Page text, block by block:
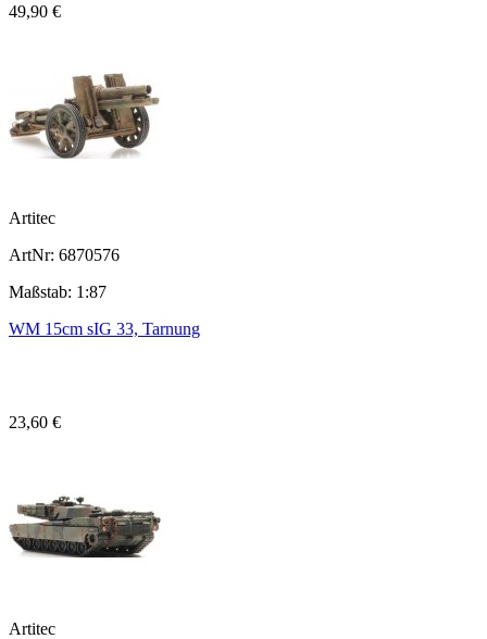
49,90 €
Artitec
ArtNr: 6870576
Maßstab: 1:87
WM 15cm sIG 33, Tarnung
23,60 €
Artitec